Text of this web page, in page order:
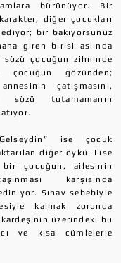
bürünüyor. Bir
diğer çocukları
bir bakıyorsunuz
giren birisi aslında
sözü çocuğun zihninde
çocuğun gözünden;
çatışmasını,
sözü tutamamanın
ise çocuk
diğer öykü. Lise
bir çocuğun, ailesinin
karşısında
Sınav sebebiyle
kalmak zorunda
kardeşinin üzerindeki bu
ve kısa cümlelerle